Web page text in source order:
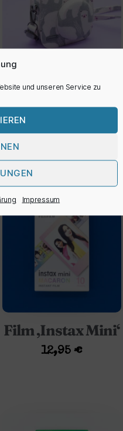
und unseren Service zu
Impressum
Tasche ‚Instax
Mini‘
19,00€
Film ‚Instax Mini‘
12,95€